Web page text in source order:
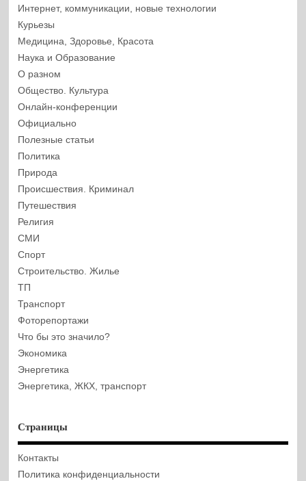
Интернет, коммуникации, новые технологии
Курьезы
Медицина, Здоровье, Красота
Наука и Образование
О разном
Общество. Культура
Онлайн-конференции
Официально
Полезные статьи
Политика
Природа
Происшествия. Криминал
Путешествия
Религия
СМИ
Спорт
Строительство. Жилье
ТП
Транспорт
Фоторепортажи
Что бы это значило?
Экономика
Энергетика
Энергетика, ЖКХ, транспорт
Страницы
Контакты
Политика конфиденциальности